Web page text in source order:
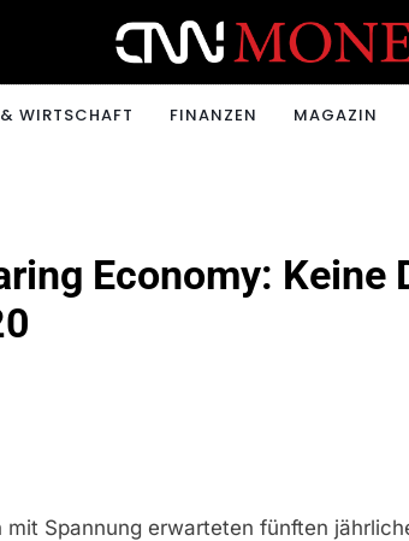
WIRTSCHAFT FINANZEN MAGAZIN
Economy: Keine
Spannung erwarteten fünften